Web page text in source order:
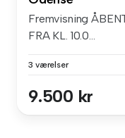
Fremvisning
FRA KL. 10.0...
3 værelser
9.500 kr